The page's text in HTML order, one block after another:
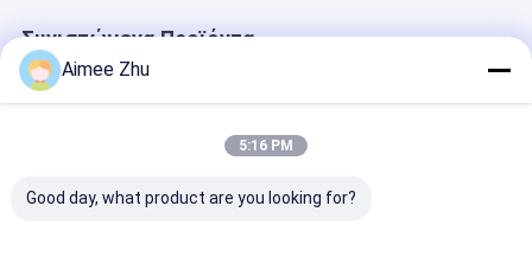
Συνιστώμενα Προϊόντα
Aimee Zhu
5:16 PM
Good day, what product are you looking for?